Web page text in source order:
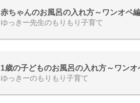
赤ちゃんのお風呂の入れ方～ワンオペ
ゆっきー先生のもりもり子育て
1歳の子どものお風呂の入れ方～ワンオ
ゆっきーのもりもり子育て